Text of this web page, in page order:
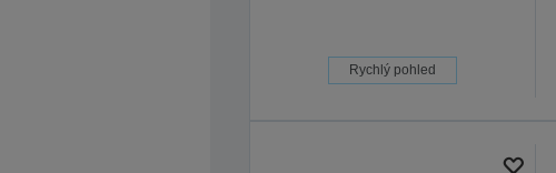
Rychlý pohled